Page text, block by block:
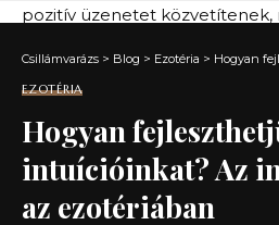
pozitív üzenetet közvetítenek,
érzelmeket, kihívásokat
Csillámvarázs > Blog > Ezotéria > Hogyan
EZOTÉRIA
Hogyan
intuícióinkat? Az
az ezotériában